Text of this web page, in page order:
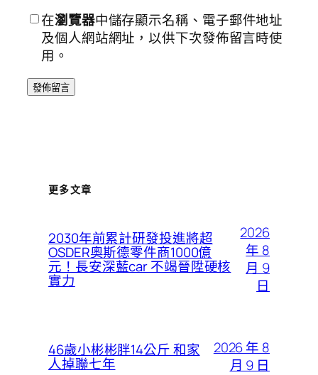
在瀏覽器中儲存顯示名稱、電子郵件地址
及個人網站網址，以供下次發佈留言時使
用。
更多文章
2030年前累計研發投進將超
OSDER奧斯德零件商1000億
元！長安深藍car 不竭晉陞硬核
實力
2026
年 8
月 9
日
46歲小彬彬胖14公斤 和家
人掉聯七年
2026 年 8
月 9 日